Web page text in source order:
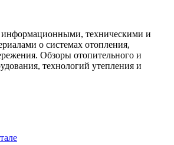
информационными, техническими и
о системах отопления,
Обзоры отопительного и
технологий утепления и